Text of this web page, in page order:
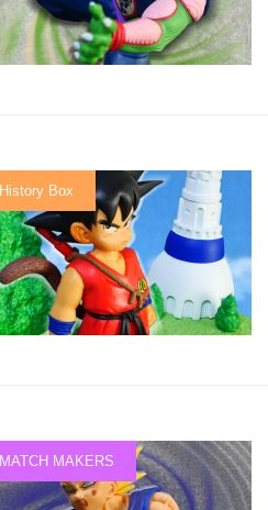
History Box
MATCH MAKERS